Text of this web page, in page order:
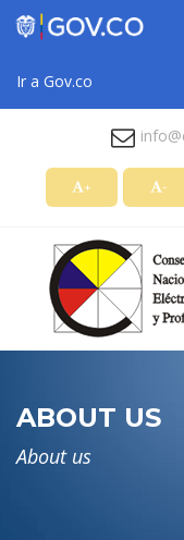
Ir a Gov.co
+ -
ABOUT US
About us